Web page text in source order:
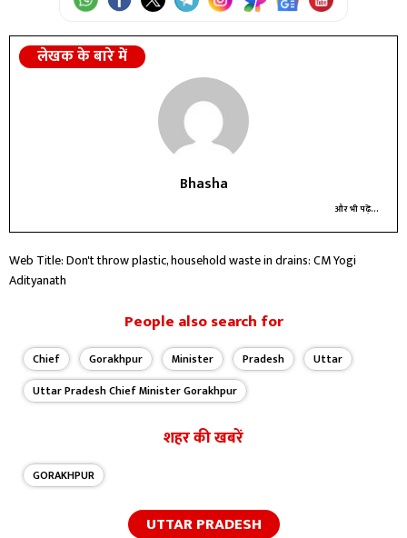
लेखक के बारे में
Bhasha
और भी पढ़ें...
Web Title: Don't throw plastic, household waste in drains: CM Yogi
Adityanath
People also search for
Chief Gorakhpur Minister Pradesh
Uttar
Uttar Pradesh Chief Minister Gorakhpur
शहर की खबरें
GORAKHPUR
UTTAR PRADESH